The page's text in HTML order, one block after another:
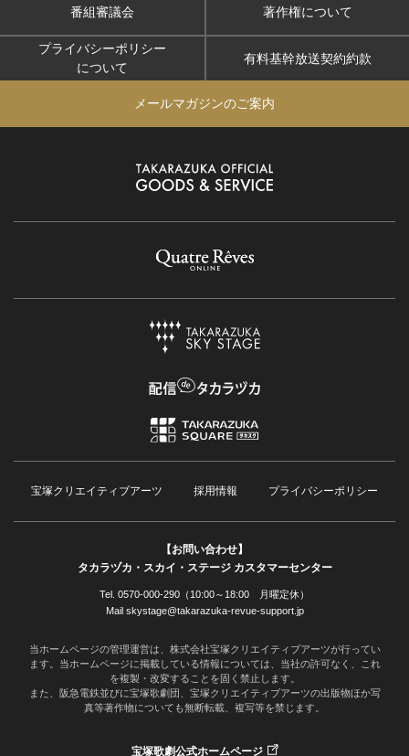
番組審議会 著作権について
プライバシーポリシー
について
有料基幹放送契約約款
メールマガジンのご案内
宝塚クリエイティブアーツ 採用情報 プライバシーポリシー
【お問い合わせ】
タカラヅカ・スカイ・ステージ カスタマーセンター
Tel. 0570-000-290（10:00～18:00 月曜定休）
Mail skystage@takarazuka-revue-support.jp
当ホームページの管理運営は、株式会社宝塚クリエイティブアーツが行ってい
ます。当ホームページに掲載している情報については、当社の許可なく、これ
を複製・改変することを固く禁止します。
また、阪急電鉄並びに宝塚歌劇団、宝塚クリエイティブアーツの出版物ほか写
真等著作物についても無断転載、複写等を禁じます。
宝塚歌劇公式ホームページ